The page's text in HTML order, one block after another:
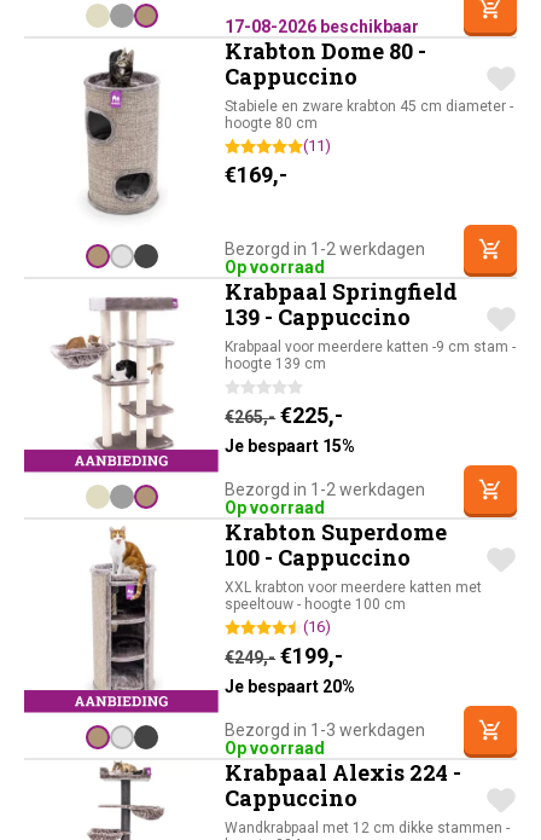
17-08-2026 beschikbaar
Krabton Dome 80 -
Cappuccino
Stabiele en zware krabton 45 cm diameter -
hoogte 80 cm
(11)
€169,-
Bezorgd in 1-2 werkdagen
Op voorraad
Krabpaal Springfield
139 - Cappuccino
Krabpaal voor meerdere katten -9 cm stam -
hoogte 139 cm
€265,- Oorspronkelijke prijs
€225,-
Je bespaart 15%
Bezorgd in 1-2 werkdagen
Op voorraad
Krabton Superdome
100 - Cappuccino
XXL krabton voor meerdere katten met
speeltouw - hoogte 100 cm
(16)
€249,- Oorspronkelijke prijs
€199,-
Je bespaart 20%
Bezorgd in 1-3 werkdagen
Op voorraad
Krabpaal Alexis 224 -
Cappuccino
Wandkrabpaal met 12 cm dikke stammen -